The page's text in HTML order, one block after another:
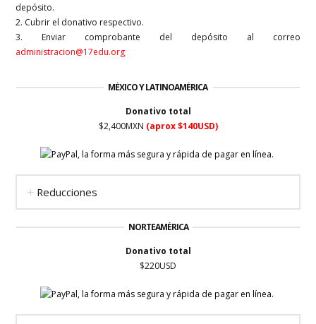
depósito.
2. Cubrir el donativo respectivo.
3. Enviar comprobante del depósito al correo
administracion@17edu.org
MÉXICO Y LATINOAMÉRICA
Donativo total
$2,400MXN (aprox $140USD)
Reducciones
NORTEAMÉRICA
Donativo total
$220USD